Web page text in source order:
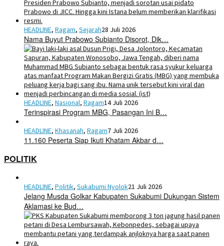
HEADLINE, Ragam, Sejarah28 Juli 2026
Nama Buyut Prabowo Subianto Disorot, Dik…
HEADLINE, Nasional, Ragam14 Juli 2026
Terinspirasi Program MBG, Pasangan Ini B…
HEADLINE, Khasanah, Ragam7 Juli 2026
11.160 Peserta Siap Ikuti Khatam Akbar d…
POLITIK
HEADLINE, Politik, Sukabumi Nyolok21 Juli 2026
Jelang Musda Golkar Kabupaten Sukabumi Dukungan Sistem
Aklamasi ke Bud…